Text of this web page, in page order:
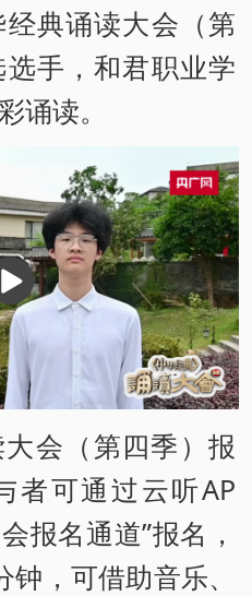
典诵读大会（第
手，和君职业学
诵读。
播
放
会（第四季）报
者可通过云听AP
报名通道”报名，
，可借助音乐、